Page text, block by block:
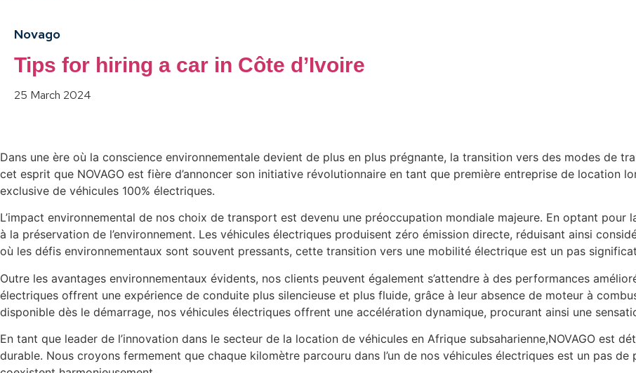
Novago
Tips for hiring a car in Côte d’Ivoire
25 March 2024
Dans une ère où la conscience environnementale devient de plus en plus prégnante, la transition vers des modes de
cet esprit que NOVAGO est fière d’annoncer son initiative révolutionnaire en tant que première entreprise de location
exclusive de véhicules 100% électriques.
L’impact environnemental de nos choix de transport est devenu une préoccupation mondiale majeure. En optant
à la préservation de l’environnement. Les véhicules électriques produisent zéro émission directe, réduisant ainsi
où les défis environnementaux sont souvent pressants, cette transition vers une mobilité électrique est un pas
Outre les avantages environnementaux évidents, nos clients peuvent également s’attendre à des performances
électriques offrent une expérience de conduite plus silencieuse et plus fluide, grâce à leur absence de moteur à
disponible dès le démarrage, nos véhicules électriques offrent une accélération dynamique, procurant ainsi une
En tant que leader de l’innovation dans le secteur de la location de véhicules en Afrique subsaharienne,NOVAGO est
durable. Nous croyons fermement que chaque kilomètre parcouru dans l’un de nos véhicules électriques est un pas